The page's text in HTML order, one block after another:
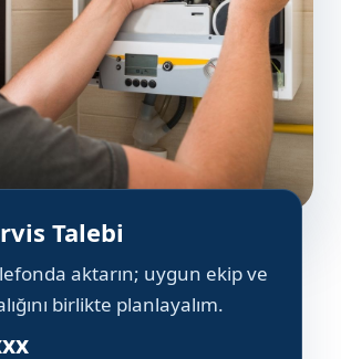
Talebi
aktarın; uygun ekip ve
birlikte planlayalım.